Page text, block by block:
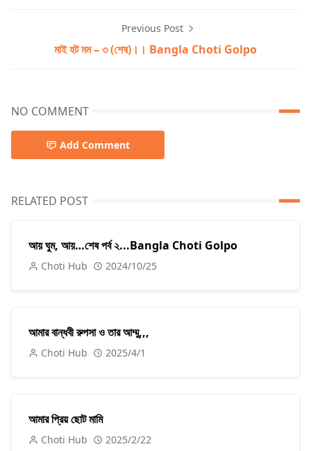
Previous Post
মাই হট মম – ৩ (শেষ)।। Bangla Choti Golpo
NO COMMENT
Add Comment
RELATED POST
আয় ঘুম, আয়…শেষ পর্ব ২...Bangla Choti Golpo
Choti Hub 2024/10/25
আমার বান্ধবী রুপসা ও তার আম্মু,,,
Choti Hub 2025/4/1
আমার প্রিয় ছোট মামি
Choti Hub 2025/2/22